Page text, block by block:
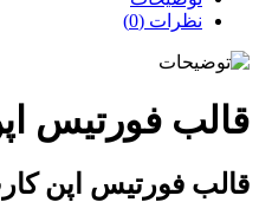
نظرات (0)
فورتیس اپن
فورتیس اپن کارت